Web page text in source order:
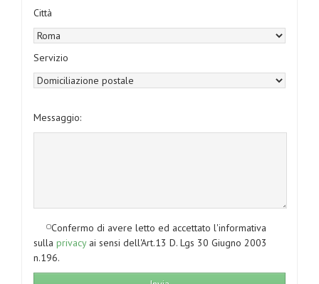
Città
Servizio
Messaggio:
Confermo di avere letto ed accettato l'informativa
sulla privacyai sensi dell'Art.13 D. Lgs 30 Giugno 2003
n.196.